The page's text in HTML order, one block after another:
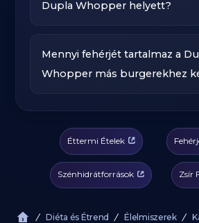
Dupla Whopper helyett?
Mennyi fehérjét tartalmaz a
Whopper más burgerekhez
Éttermi Ételek
Szénhidrátforrások Zsír
Diéta és Étrend Élelmiszerek